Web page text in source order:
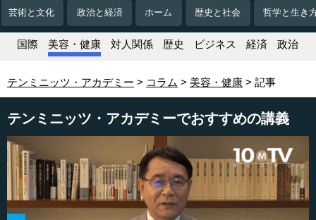
芸術と文化 政治と経済 ホーム 歴史と社会 哲学と生き
国際 美容・健康 対人関係 歴史 ビジネス 経済 政治
テンミニッツ・アカデミー コラム 美容・健康 記事
テンミニッツ・アカデミーでおすすめの講義